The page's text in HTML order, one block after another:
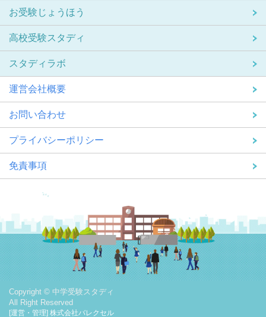
お受験じょうほう
高校受験スタディ
スタディラボ
運営会社概要
お問い合わせ
プライバシーポリシー
免責事項
Copyright © 中学受験スタディ
All Right Reserved
[運営・管理] 株式会社バレクセル